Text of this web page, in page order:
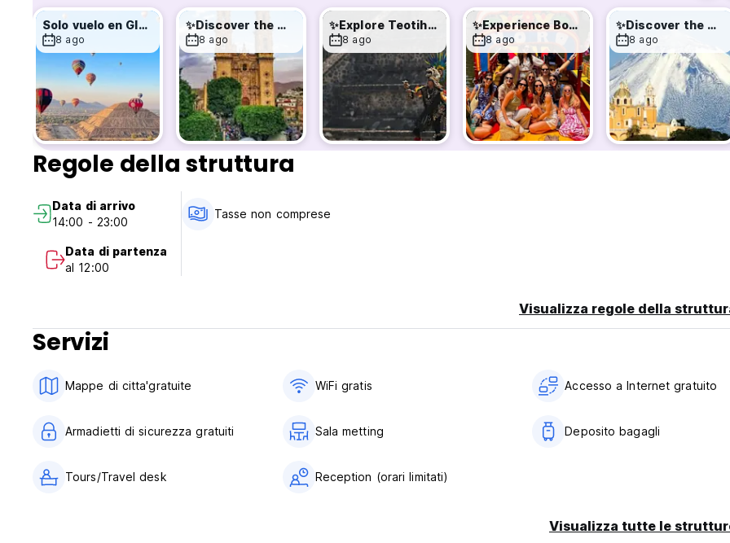
Solo vuelo en Globo Todos los días🎈✨
8 ago
✨Discover the magic of Taxco✨
8 ago
✨Explore Teotihuacan EveryDay✨
8 ago
✨Experience Boat Xochimilco Tour✨
8 ago
✨Discover the magic of Cholula✨
8 ago
Regole della struttura
Data di arrivo
14:00 - 23:00
Data di partenza
al 12:00
Tasse non comprese
Visualizza regole della
Servizi
Mappe di citta'gratuite WiFi gratis Accesso a Internet gratuito
Armadietti di sicurezza gratuiti Sala metting Deposito bagagli
Tours/Travel desk Reception (orari limitati)
Visualizza tutte le